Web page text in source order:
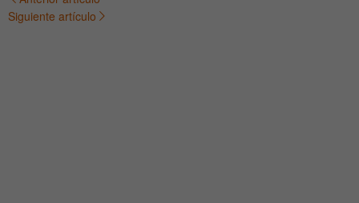
Siguiente artículo